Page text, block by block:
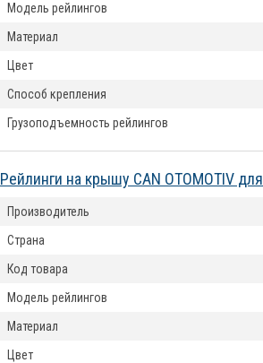
Модель рейлингов
Материал
Цвет
Способ крепления
Грузоподъемность рейлингов
Рейлинги на крышу CAN OTOMOTIV
Производитель
Страна
Код товара
Модель рейлингов
Материал
Цвет